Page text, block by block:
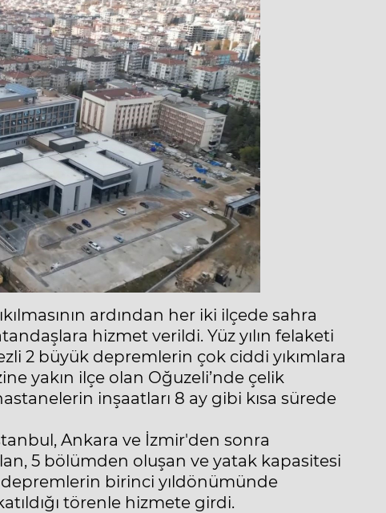
ardından her iki ilçede sahra
hizmet verildi. Yüz yılın felaketi
2 büyük depremlerin çok ciddi yıkımlara
yakın ilçe olan Oğuzeli’nde çelik
inşaatları 8 ay gibi kısa sürede
Ankara ve İzmir'den sonra
5 bölümden oluşan ve yatak kapasitesi
birinci yıldönümünde
törenle hizmete girdi.